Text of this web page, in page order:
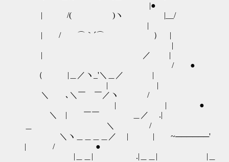
|●
| /( )ヽ |__/
|
| / ⌒｀´⌒ ） |
|
| ／ |
/ ●
（ |＿／ヽ_'＼＿／ |
| |
＼ ､＼￣ ￣／ヽ /
| | ●
＼ | ￣￣ ＿／ .|
＿ ＼ /
＼ヽ＿＿＿＿／ | | ~──────'
| / ●
|＿＿| .|＿＿| |＿